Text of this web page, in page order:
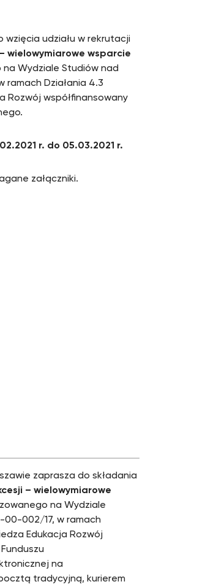
wzięcia udziału w rekrutacji
wielowymiarowe wsparcie
na Wydziale Studiów nad
ramach Działania 4.3
Rozwój współfinansowany
r. do 05.03.2021 r.
załączniki.
zaprasza do składania
– wielowymiarowe
na Wydziale
00-002/17, w ramach
Edukacja Rozwój
na
tradycyjną, kurierem